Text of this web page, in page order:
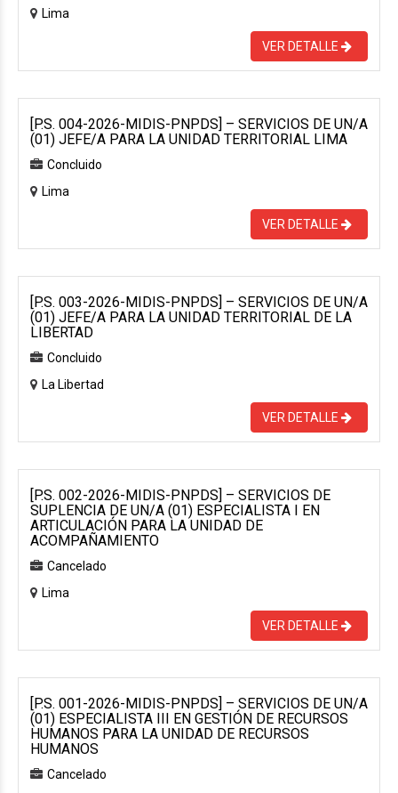
Lima
VER DETALLE
[P.S. 004-2026-MIDIS-PNPDS] – SERVICIOS DE UN/A
(01) JEFE/A PARA LA UNIDAD TERRITORIAL LIMA
Concluido
Lima
VER DETALLE
[P.S. 003-2026-MIDIS-PNPDS] – SERVICIOS DE UN/A
(01) JEFE/A PARA LA UNIDAD TERRITORIAL DE LA
LIBERTAD
Concluido
La Libertad
VER DETALLE
[P.S. 002-2026-MIDIS-PNPDS] – SERVICIOS DE
SUPLENCIA DE UN/A (01) ESPECIALISTA I EN
ARTICULACIÓN PARA LA UNIDAD DE
ACOMPAÑAMIENTO
Cancelado
Lima
VER DETALLE
[P.S. 001-2026-MIDIS-PNPDS] – SERVICIOS DE UN/A
(01) ESPECIALISTA III EN GESTIÓN DE RECURSOS
HUMANOS PARA LA UNIDAD DE RECURSOS
HUMANOS
Cancelado